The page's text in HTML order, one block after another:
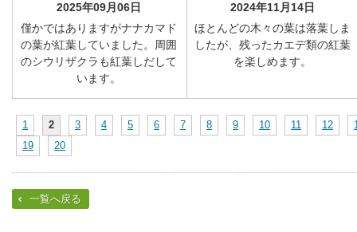
2025年09月06日
僅かではありますがナナカマド
の葉が紅葉していました。周囲
のシウリザクラも紅葉しだして
います。
2024年11月14日
ほとんどの木々の葉は落葉しま
したが、残ったカエデ類の紅葉
を楽しめます。
1 2 3 4 5 6 7 8 9 10 11 12
19
20
一覧へ戻る